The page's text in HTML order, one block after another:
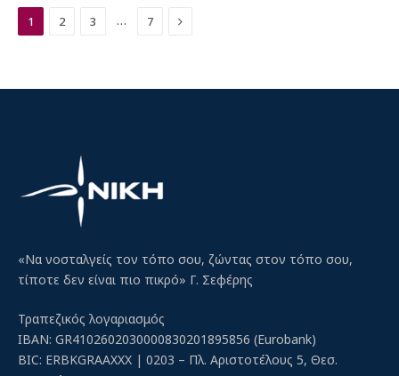
1 2 3 … 7 Next
«Να νοσταλγείς τον τόπο σου, ζώντας στον τόπο σου,
τίποτε δεν είναι πιο πικρό» Γ. Σεφέρης
Τραπεζικός λογαριασμός
IBAN: GR4102602030000830201895856 (Eurobank)
BIC: ERBKGRAAXXX | 0203 – Πλ. Αριστοτέλους 5, Θεσ.